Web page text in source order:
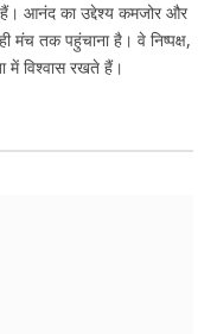
आनंद का उद्देश्य कमजोर और
मंच तक पहुंचाना है। वे निष्पक्ष,
में विश्वास रखते हैं।